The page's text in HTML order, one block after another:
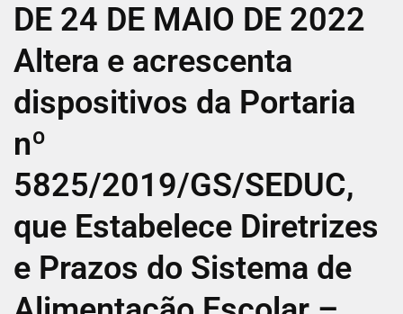
DE 24 DE MAIO DE 2022
Altera e acrescenta
dispositivos da Portaria
nº
5825/2019/GS/SEDUC,
que Estabelece Diretrizes
e Prazos do Sistema de